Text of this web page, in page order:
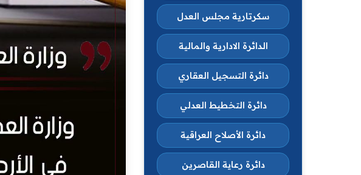
سكرتارية مجلس العدل
الدائرة الادارية والمالية
دائرة التسجيل العقاري
دائرة التخطيط العدلي
دائرة الأصلاح العراقية
دائرة رعاية القاصرين